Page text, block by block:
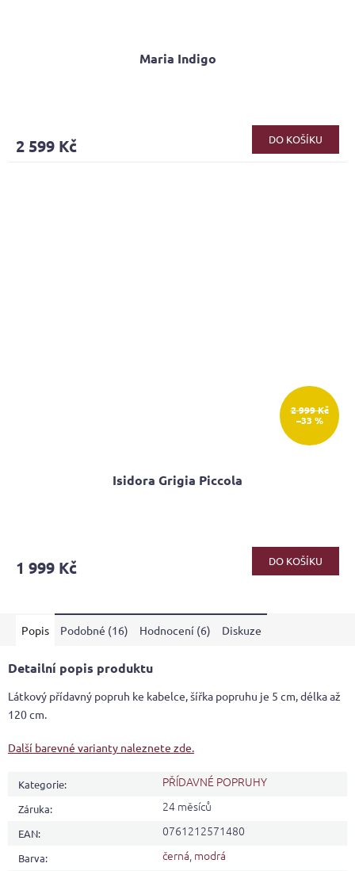
Maria Indigo
2 599 Kč DO KOŠÍKU
2 999 Kč
–33 %
Isidora Grigia Piccola
je
hvězdiček.
1 999 Kč DO KOŠÍKU
Popis Podobné (16) Hodnocení (6) Diskuze
Detailní popis produktu
Látkový přídavný popruh ke kabelce, šířka popruhu je 5 cm, délka až
120 cm.
Další barevné varianty naleznete zde.
Kategorie: PŘÍDAVNÉ POPRUHY
Záruka: 24 měsíců
EAN: 0761212571480
Barva: černá, modrá